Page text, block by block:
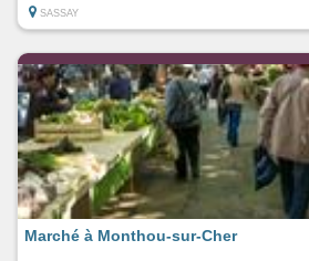
SASSAY
Marché à Monthou-sur-Cher